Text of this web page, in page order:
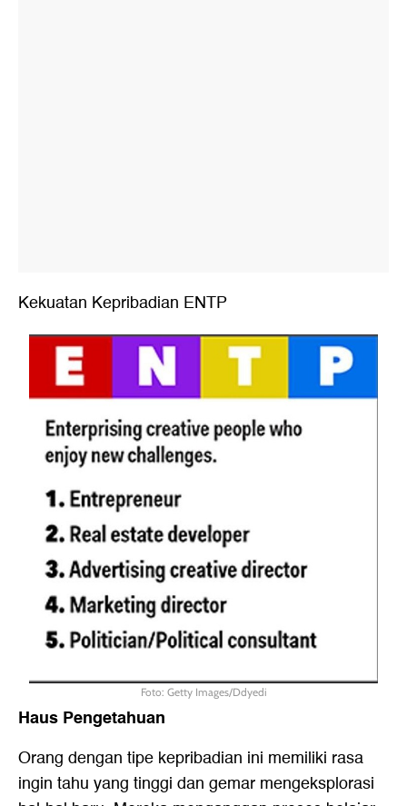
Kekuatan Kepribadian ENTP
Foto: Getty Images/Ddyedi
Haus Pengetahuan
Orang dengan tipe kepribadian ini memiliki rasa
ingin tahu yang tinggi dan gemar mengeksplorasi